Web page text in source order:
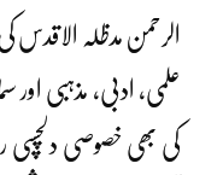
الرحمن مدظلہ الاقدس
علمی، ادبی، مذہبی
کی بھی خصوصی دلچسپی